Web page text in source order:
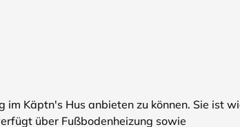
Käptn's Hus anbieten zu können. Sie ist
über Fußbodenheizung sowie